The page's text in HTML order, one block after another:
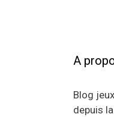
A
Blog
depuis